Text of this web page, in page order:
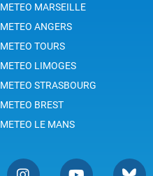
METEO MARSEILLE
METEO ANGERS
METEO TOURS
METEO LIMOGES
METEO STRASBOURG
METEO BREST
METEO LE MANS